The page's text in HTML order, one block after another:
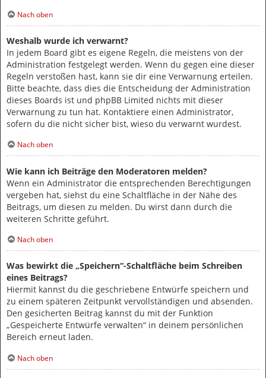
Nach oben
Weshalb wurde ich verwarnt?
In jedem Board gibt es eigene Regeln, die meistens von der
Administration festgelegt werden. Wenn du gegen eine dieser
Regeln verstoßen hast, kann sie dir eine Verwarnung erteilen.
Bitte beachte, dass dies die Entscheidung der Administration
dieses Boards ist und phpBB Limited nichts mit dieser
Verwarnung zu tun hat. Kontaktiere einen Administrator,
sofern du die nicht sicher bist, wieso du verwarnt wurdest.
Nach oben
Wie kann ich Beiträge den Moderatoren melden?
Wenn ein Administrator die entsprechenden Berechtigungen
vergeben hat, siehst du eine Schaltfläche in der Nähe des
Beitrags, um diesen zu melden. Du wirst dann durch die
weiteren Schritte geführt.
Nach oben
Was bewirkt die „Speichern“-Schaltfläche beim Schreiben
eines Beitrags?
Hiermit kannst du die geschriebene Entwürfe speichern und
zu einem späteren Zeitpunkt vervollständigen und absenden.
Den gesicherten Beitrag kannst du mit der Funktion
„Gespeicherte Entwürfe verwalten“ in deinem persönlichen
Bereich erneut laden.
Nach oben